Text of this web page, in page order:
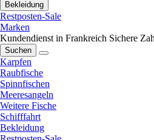
Bekleidung
Restposten-Sale
Marken
Kundendienst in Frankreich Sichere
Suchen
Karpfen
Raubfische
Spinnfischen
Meeresangeln
Weitere Fische
Schifffahrt
Bekleidung